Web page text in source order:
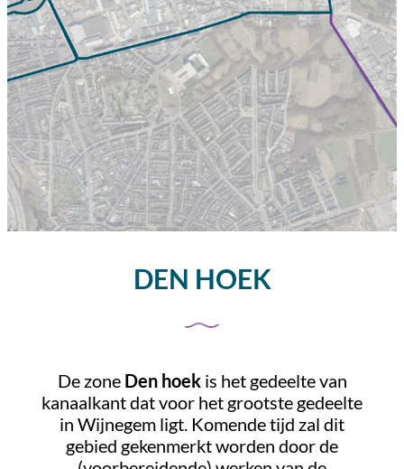
DEN HOEK
De zoneDen hoekis het gedeelte van
kanaalkant dat voor het grootste gedeelte
in Wijnegem ligt. Komende tijd zal dit
gebied gekenmerkt worden door de